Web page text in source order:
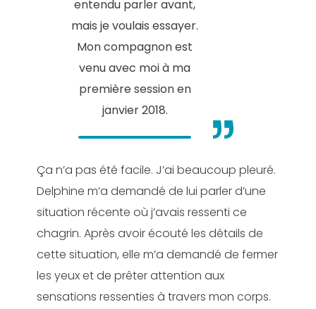
entendu parler avant,
mais je voulais essayer.
Mon compagnon est
venu avec moi à ma
première session en
janvier 2018.
Ça n’a pas été facile. J’ai beaucoup pleuré.
Delphine m’a demandé de lui parler d’une
situation récente où j’avais ressenti ce
chagrin. Après avoir écouté les détails de
cette situation, elle m’a demandé de fermer
les yeux et de prêter attention aux
sensations ressenties à travers mon corps.